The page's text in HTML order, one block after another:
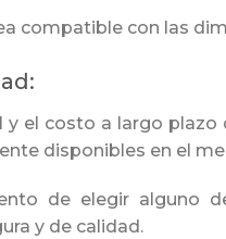
compatible con las
y el costo a largo
disponibles en el
de elegir alguno
y de calidad.